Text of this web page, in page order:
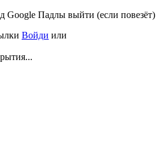
Google Падлы выйти (если повезёт)
Войди или